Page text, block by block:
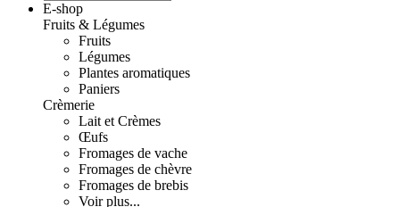
E-shop
Fruits & Légumes
Fruits
Légumes
Plantes aromatiques
Paniers
Crèmerie
Lait et Crèmes
Œufs
Fromages de vache
Fromages de chèvre
Fromages de brebis
Voir plus...